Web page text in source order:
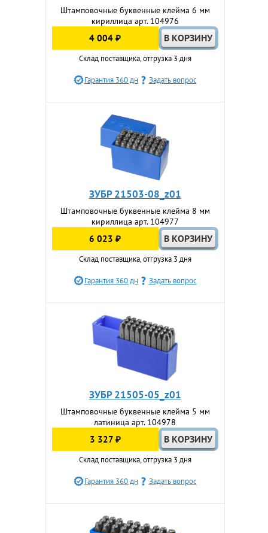
Штамповочные буквенные клейма 6 мм
кириллица арт. 104976
4 004 ₽
Склад поставщика, отгрузка 3 дня
Гарантия 360 дн Задать вопрос
ЗУБР 21503-08_z01
Штамповочные буквенные клейма 8 мм
кириллица арт. 104977
6 023 ₽
Склад поставщика, отгрузка 3 дня
Гарантия 360 дн Задать вопрос
ЗУБР 21505-05_z01
Штамповочные буквенные клейма 5 мм
латиница арт. 104978
3 327 ₽
Склад поставщика, отгрузка 3 дня
Гарантия 360 дн Задать вопрос